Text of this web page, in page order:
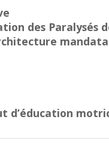
des Paralysés
d’éducation